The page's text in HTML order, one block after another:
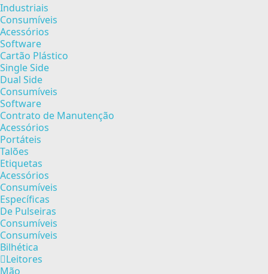
Industriais
Consumíveis
Acessórios
Software
Cartão Plástico
Single Side
Dual Side
Consumíveis
Software
Contrato de Manutenção
Acessórios
Portáteis
Talões
Etiquetas
Acessórios
Consumíveis
Específicas
De Pulseiras
Consumíveis
Consumíveis
Bilhética
Leitores
Mão